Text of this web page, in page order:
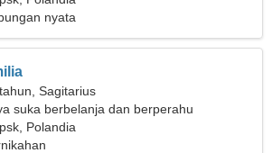
nyata
Sagitarius
suka berbelanja dan berperahu
Polandia